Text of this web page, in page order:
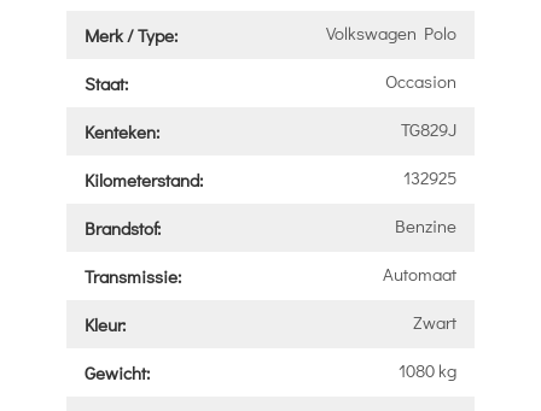
Merk / Type: Volkswagen Polo
Staat: Occasion
Kenteken: TG829J
Kilometerstand: 132925
Brandstof: Benzine
Transmissie: Automaat
Kleur: Zwart
Gewicht: 1080 kg